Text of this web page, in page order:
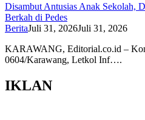
Disambut Antusias Anak Sekolah,
Berkah di Pedes
BeritaJuli 31, 2026Juli 31, 2026
KARAWANG, Editorial.co.id –
0604/Karawang, Letkol Inf….
IKLAN